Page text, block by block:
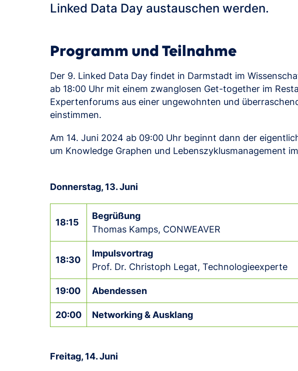
Linked Data Day austauschen werden.
Programm und Teilnahme
Der 9. Linked Data Day findet in Darmstadt im
ab 18:00 Uhr mit einem zwanglosen Get-together im
Expertenforums aus einer ungewohnten und
einstimmen.
Am 14. Juni 2024 ab 09:00 Uhr beginnt dann der
um Knowledge Graphen und Lebenszyklusmanagement
Donnerstag, 13. Juni
18:15
Begrüßung
Thomas Kamps, CONWEAVER
18:30
Impulsvortrag
Prof. Dr. Christoph Legat, Technologieexperte
19:00 Abendessen
20:00 Networking & Ausklang
Freitag, 14. Juni